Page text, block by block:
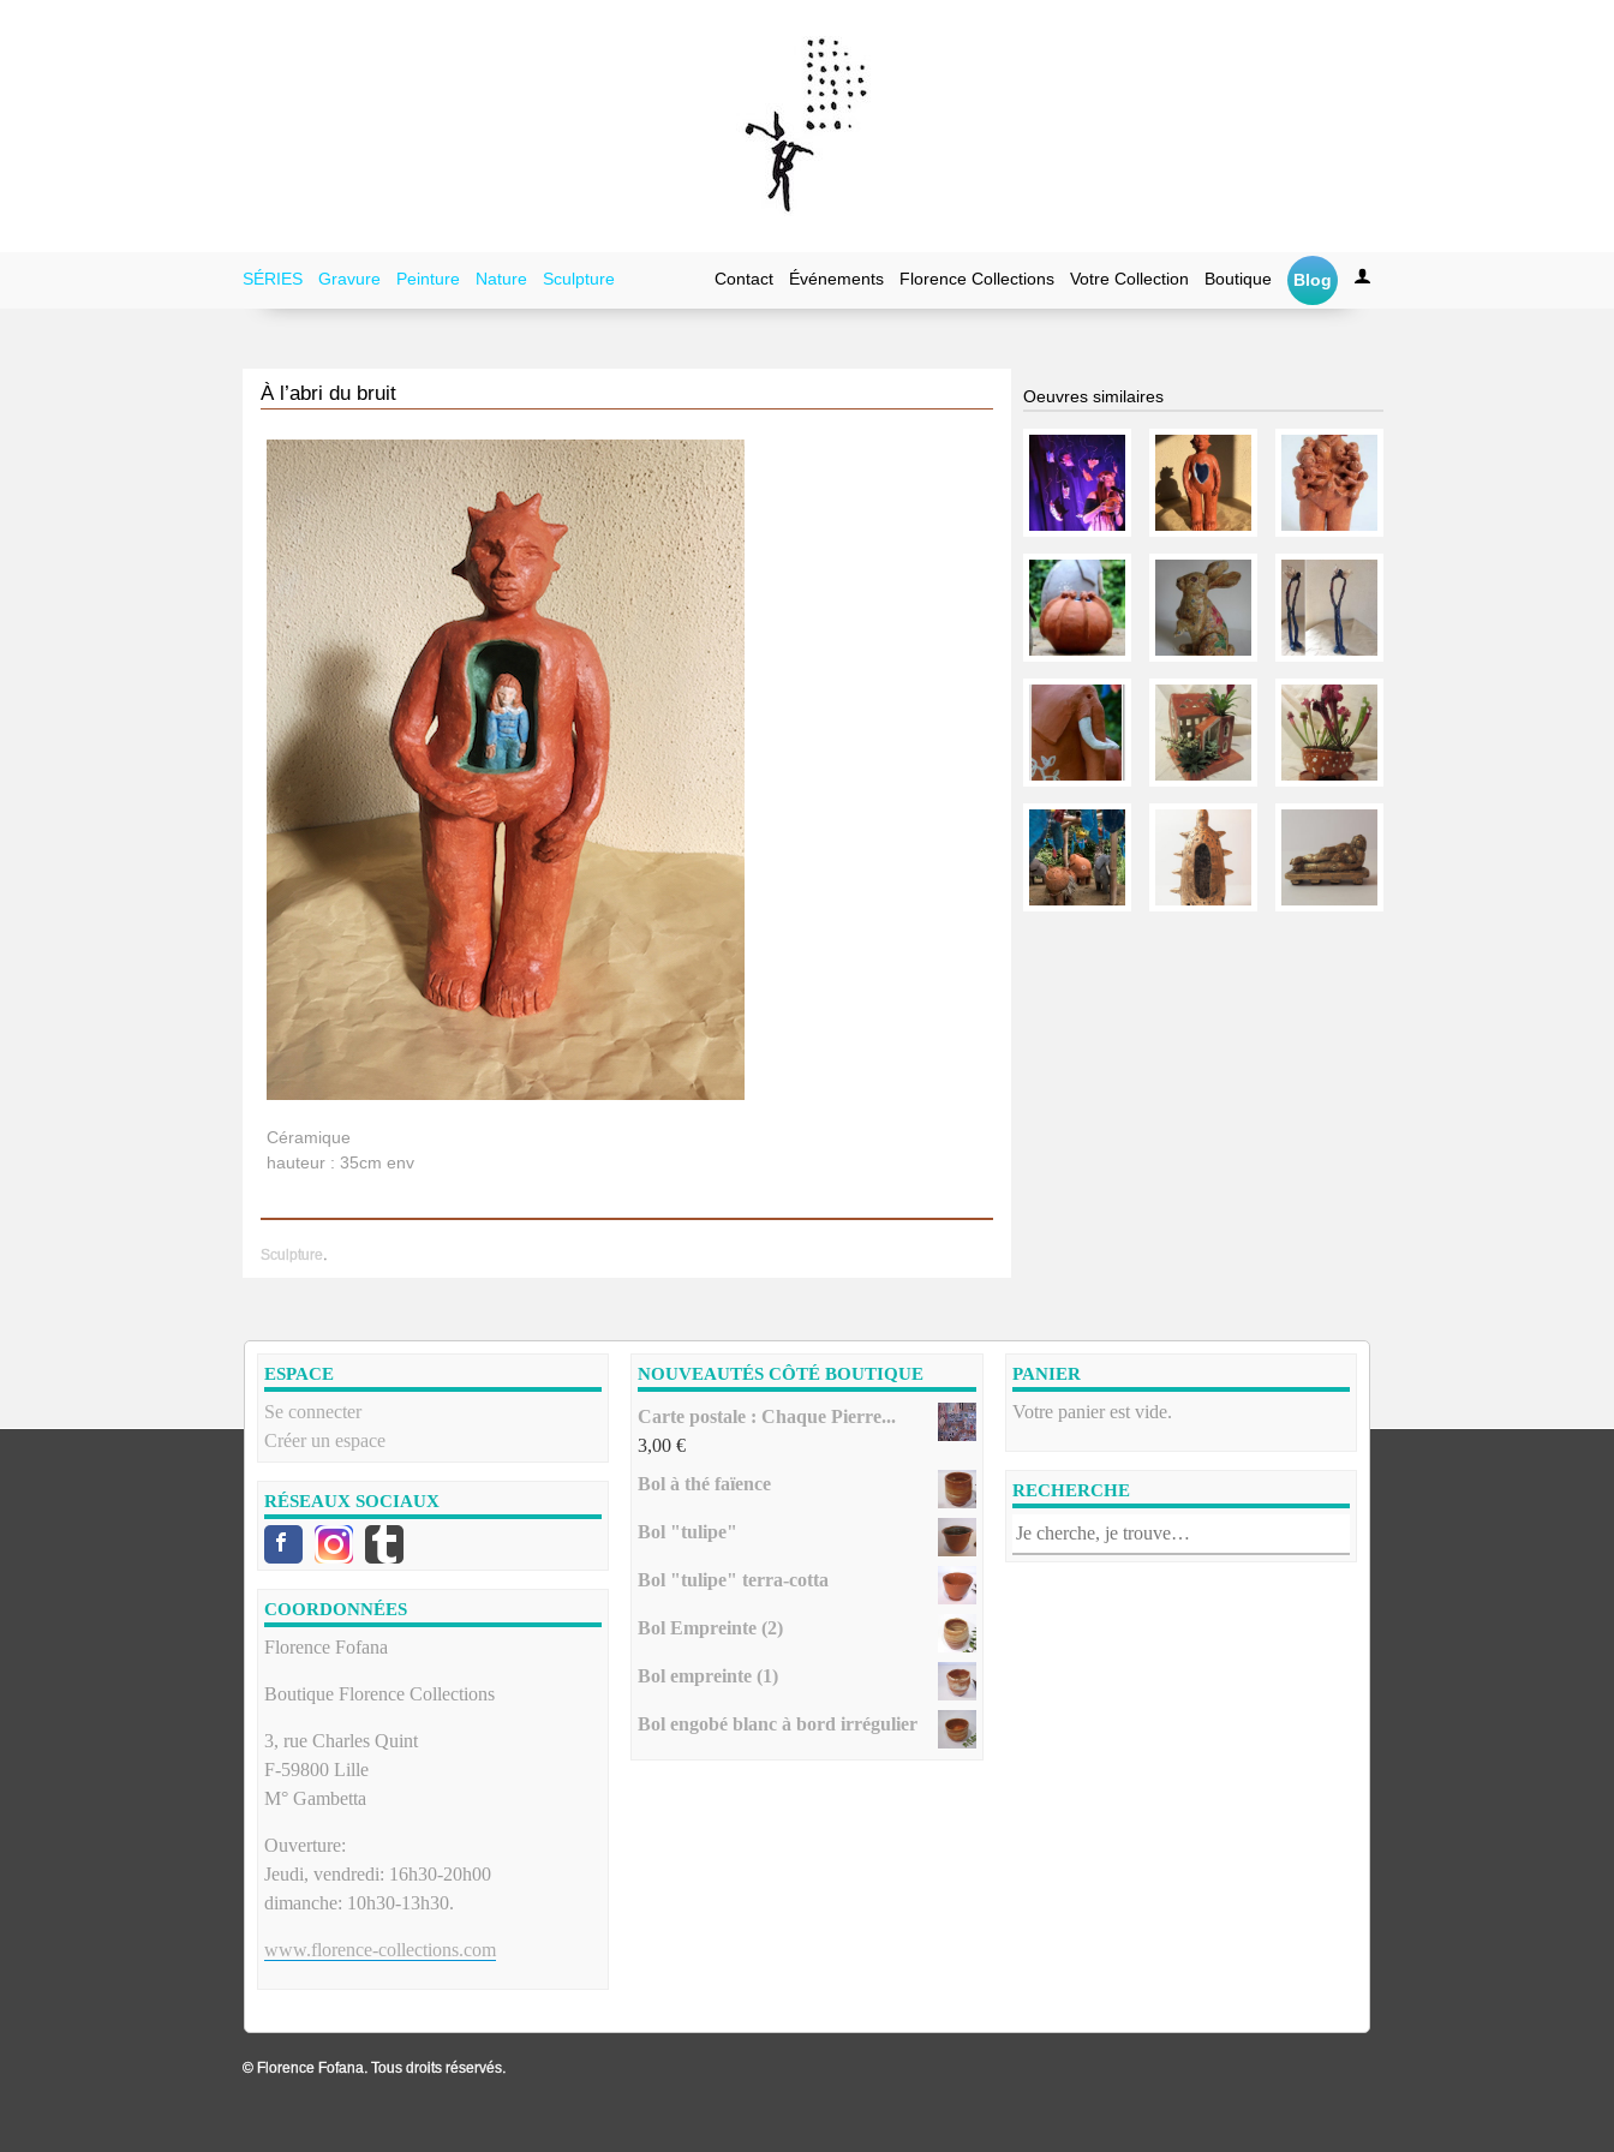
SÉRIES Gravure Peinture Nature Sculpture Contact Événements Florence Collections Votre Collection Boutique Blog
À l’abri du bruit
Céramique
hauteur : 35cm env
Sculpture.
Oeuvres similaires
ESPACE
Se connecter
Créer un espace
RÉSEAUX SOCIAUX
COORDONNÉES
Florence Fofana
Boutique Florence Collections
3, rue Charles Quint
F-59800 Lille
M° Gambetta
Ouverture:
Jeudi, vendredi: 16h30-20h00
dimanche: 10h30-13h30.
www.florence-collections.com
NOUVEAUTÉS CÔTÉ BOUTIQUE
Carte postale : Chaque Pierre...
3,00€
Bol à thé faïence
Bol "tulipe"
Bol "tulipe" terra-cotta
Bol Empreinte (2)
Bol empreinte (1)
Bol engobé blanc à bord irrégulier
PANIER
Votre panier est vide.
RECHERCHE
© Florence Fofana. Tous droits réservés.